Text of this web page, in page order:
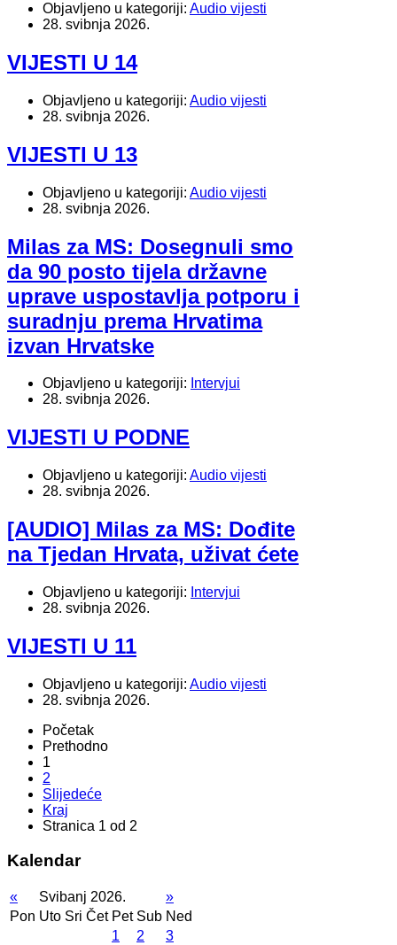
Objavljeno u kategoriji: Audio vijesti
28. svibnja 2026.
VIJESTI U 14
Objavljeno u kategoriji: Audio vijesti
28. svibnja 2026.
VIJESTI U 13
Objavljeno u kategoriji: Audio vijesti
28. svibnja 2026.
Milas za MS: Dosegnuli smo
da 90 posto tijela državne
uprave uspostavlja potporu i
suradnju prema Hrvatima
izvan Hrvatske
Objavljeno u kategoriji: Intervjui
28. svibnja 2026.
VIJESTI U PODNE
Objavljeno u kategoriji: Audio vijesti
28. svibnja 2026.
[AUDIO] Milas za MS: Dođite
na Tjedan Hrvata, uživat ćete
Objavljeno u kategoriji: Intervjui
28. svibnja 2026.
VIJESTI U 11
Objavljeno u kategoriji: Audio vijesti
28. svibnja 2026.
Početak
Prethodno
1
2
Slijedeće
Kraj
Stranica 1 od 2
Kalendar
« Svibanj 2026.
»
Pon Uto Sri Čet Pet Sub Ned
1
2
3